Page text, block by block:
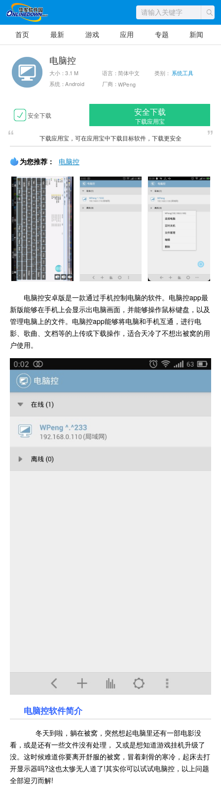
首页 最新 游戏 应用 专题 新闻
电脑控
大小：3.1 M 语言：简体中文 类别： 系统工具
系统：Android
厂商：WPeng
安全下载 安全下载
下载应用宝
下载应用宝，可在应用宝中下载目标软件，下载更安全
为您推荐： 电脑控
电脑控安卓版是一款通过手机控制电脑的软件。电脑控app最
新版能够在手机上会显示出电脑画面，并能够操作鼠标键盘，以及
管理电脑上的文件。电脑控app能够将电脑和手机互通，进行电
影、歌曲、文档等的上传或下载操作，适合天冷了不想出被窝的用
户使用。
电脑控软件简介
冬天到啦，躺在被窝，突然想起电脑里还有一部电影没
看，或是还有一些文件没有处理， 又或是想知道游戏挂机升级了
没。这时候难道你要离开舒服的被窝，冒着刺骨的寒冷，起床去打
开显示器吗?这也太惨无人道了!其实你可以试试电脑控，以上问题
全部迎刃而解!